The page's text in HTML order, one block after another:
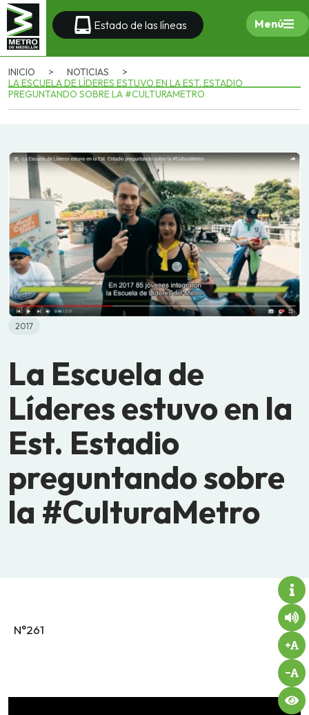
Estado de las líneas Menú
INICIO > NOTICIAS
>
LA ESCUELA DE LÍDERES ESTUVO EN LA EST. ESTADIO
PREGUNTANDO SOBRE LA #CULTURAMETRO
2017
La Escuela de
Líderes estuvo en la
Est. Estadio
preguntando sobre
la #CulturaMetro
N°261